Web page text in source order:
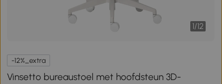
1/12
-12%_extra
Vinsetto bureaustoel met hoofdsteun 3D-